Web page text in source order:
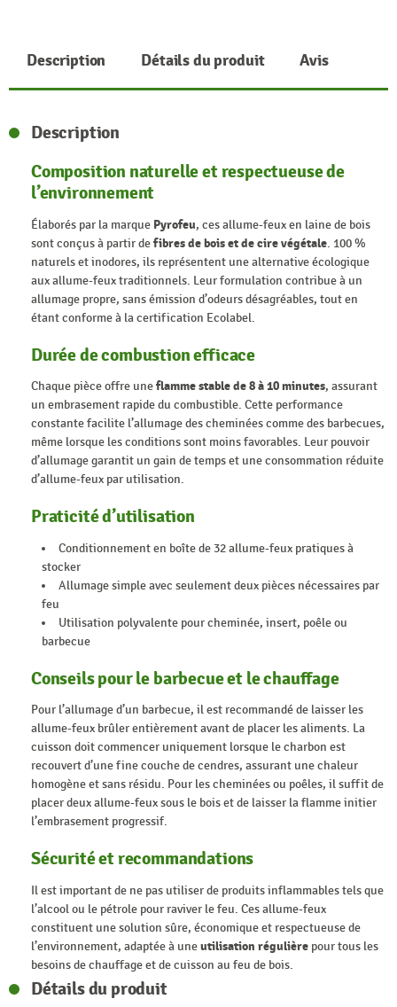
Description Détails du produit Avis
Description
Composition naturelle et respectueuse de
l’environnement
Élaborés par la marque Pyrofeu, ces allume-feux en laine de bois
sont conçus à partir defibres de bois et de cire végétale. 100 %
naturels et inodores, ils représentent une alternative écologique
aux allume-feux traditionnels. Leur formulation contribue à un
allumage propre, sans émission d’odeurs désagréables, tout en
étant conforme à la certification Ecolabel.
Durée de combustion efficace
Chaque pièce offre uneflamme stable de 8 à 10 minutes, assurant
un embrasement rapide du combustible. Cette performance
constante facilite l’allumage des cheminées comme des barbecues,
même lorsque les conditions sont moins favorables. Leur pouvoir
d’allumage garantit un gain de temps et une consommation réduite
d’allume-feux par utilisation.
Praticité d’utilisation
Conditionnement en boîte de 32 allume-feux pratiques à
stocker
Allumage simple avec seulement deux pièces nécessaires par
feu
Utilisation polyvalente pour cheminée, insert, poêle ou
barbecue
Conseils pour le barbecue et le chauffage
Pour l’allumage d’un barbecue, il est recommandé de laisser les
allume-feux brûler entièrement avant de placer les aliments. La
cuisson doit commencer uniquement lorsque le charbon est
recouvert d’une fine couche de cendres, assurant une chaleur
homogène et sans résidu. Pour les cheminées ou poêles, il suffit de
placer deux allume-feux sous le bois et de laisser la flamme initier
l’embrasement progressif.
Sécurité et recommandations
Il est important de ne pas utiliser de produits inflammables tels que
l’alcool ou le pétrole pour raviver le feu. Ces allume-feux
constituent une solution sûre, économique et respectueuse de
l’environnement, adaptée à uneutilisation régulière pour tous les
besoins de chauffage et de cuisson au feu de bois.
Détails du produit